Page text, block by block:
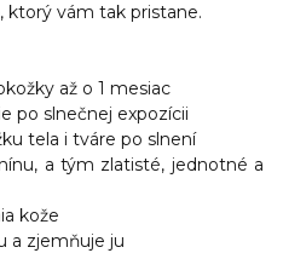
ktorý vám tak pristane.
až o 1 mesiac
po slnečnej expozícii
tela i tváre po slnení
a tým zlatisté, jednotné a
kože
a zjemňuje ju